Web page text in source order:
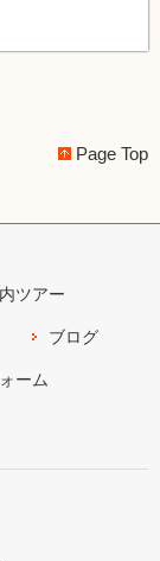
Page Top
ツアー
ブログ
ーム